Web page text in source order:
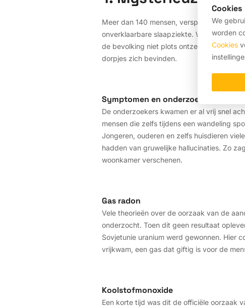
Cookies
We
worden
Cookies
Meer dan 140 mensen, verspreid over
onverklaarbare slaapziekte. Waardoor ze
de bevolking niet plots ontzettend lui was
dorpjes zich bevinden.
Symptomen en onderzoek
De onderzoekers kwamen er al vrij snel
mensen die zelfs tijdens een wandeling
Jongeren, ouderen en zelfs huisdieren
hadden van gruwelijke hallucinaties. Zo
woonkamer verschenen.
Gas radon
Vele theorieën over de oorzaak van de
onderzocht. Toen dit geen resultaat
Sovjetunie uranium werd gewonnen. Hier
vrijkwam, een gas dat giftig is voor de
Koolstofmonoxide
Een korte tijd was dit de officiële oorzaak